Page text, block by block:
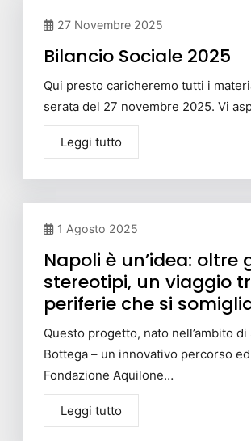
27 Novembre 2025
Bilancio Sociale 2025
Qui presto caricheremo tutti i
serata del 27 novembre 2025. Vi
Leggi tutto
1 Agosto 2025
Napoli è un’idea: oltre
stereotipi, un viaggio
periferie che si
Questo progetto, nato nell’ambito di
Bottega – un innovativo percorso
Fondazione Aquilone…
Leggi tutto